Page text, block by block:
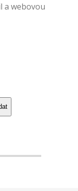
a webovou